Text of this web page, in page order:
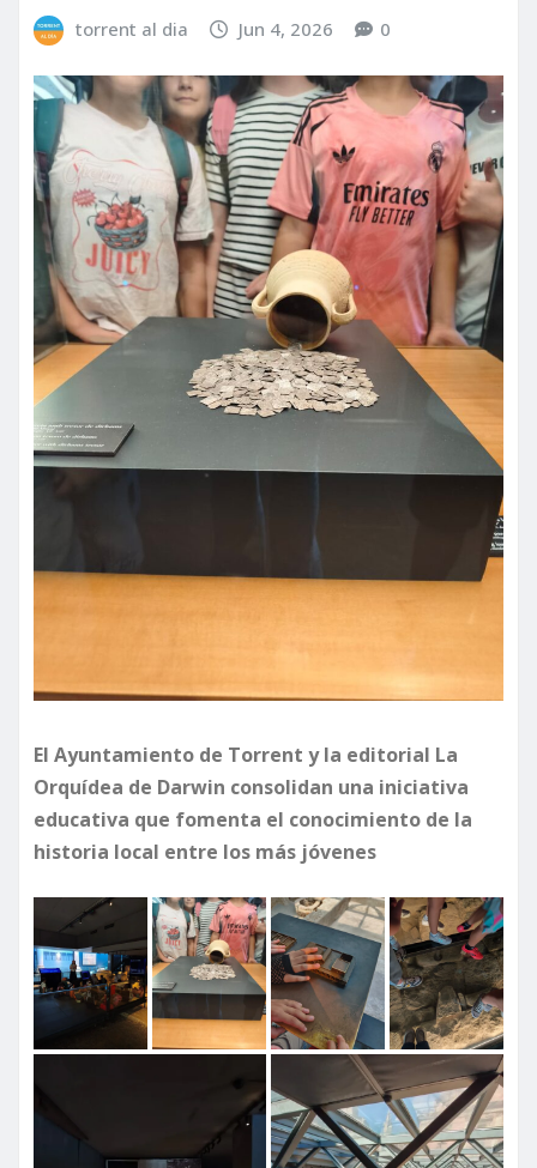
torrent al dia Jun 4, 2026 0
El Ayuntamiento de Torrent y la editorial La
Orquídea de Darwin consolidan una iniciativa
educativa que fomenta el conocimiento de la
historia local entre los más jóvenes